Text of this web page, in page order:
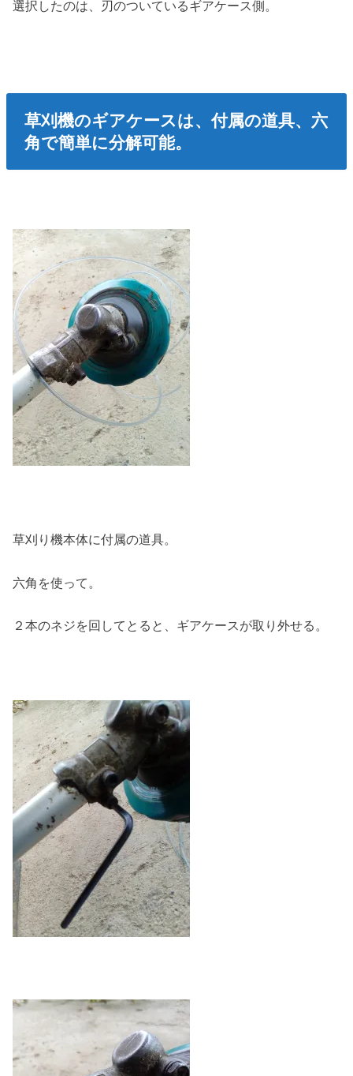
選択したのは、刃のついているギアケース側。
草刈機のギアケースは、付属の道具、六
角で簡単に分解可能。
草刈り機本体に付属の道具。
六角を使って。
２本のネジを回してとると、ギアケースが取り外せる。